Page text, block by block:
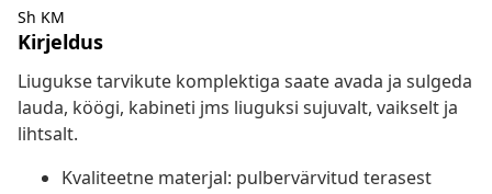
Sh KM
Kirjeldus
Liugukse tarvikute komplektiga saate avada ja sulgeda
lauda, köögi, kabineti jms liuguksi sujuvalt, vaikselt ja
lihtsalt.
Kvaliteetne materjal: pulbervärvitud terasest